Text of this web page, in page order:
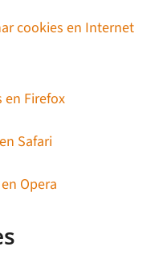
cookies en Internet
en Firefox
Safari
Opera